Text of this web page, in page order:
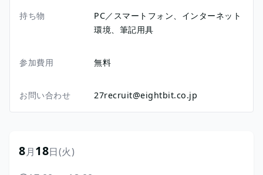
持ち物
PC／スマートフォン、インターネット
環境、筆記用具
参加費用 無料
お問い合わせ 27recruit@eightbit.co.jp
8月18日(火)